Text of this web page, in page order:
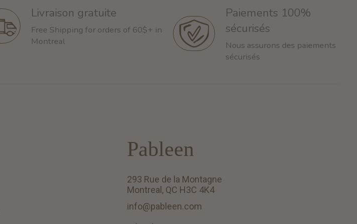
Livraison gratuite
Free Shipping for orders of 60$+ in
Montreal
Paiements 100%
sécurisés
Nous assurons des paiements
sécurisés
Pableen
293 Rue de la Montagne
Montreal, QC H3C 4K4
info@pableen.com